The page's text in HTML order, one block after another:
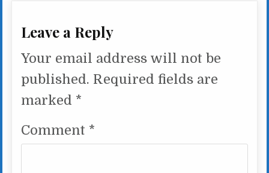
Leave a Reply
Your email address will not be
published. Required fields are
marked *
Comment *